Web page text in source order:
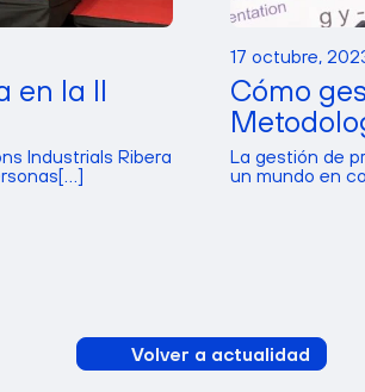
en la II
Industrials Ribera
17 octubre,
Cómo
La gestión de
un mundo en
Volver a actualidad